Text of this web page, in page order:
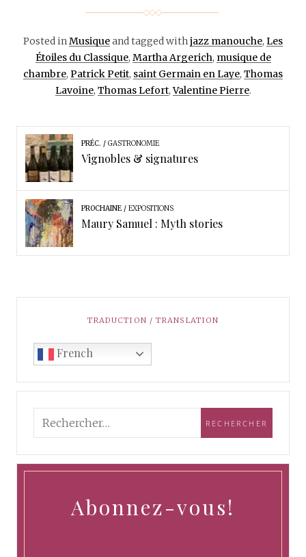
Posted in Musiqueand tagged with jazz manouche, Les
Étoiles du Classique, Martha Argerich, musique de
chambre, Patrick Petit, saint Germain en Laye, Thomas
Lavoine, Thomas Lefort,Valentine Pierre.
PRÉC. GASTRONOMIE
Vignobles & signatures
PROCHAINE EXPOSITIONS
Maury Samuel : Myth stories
TRADUCTION / TRANSLATION
French
Abonnez-vous!